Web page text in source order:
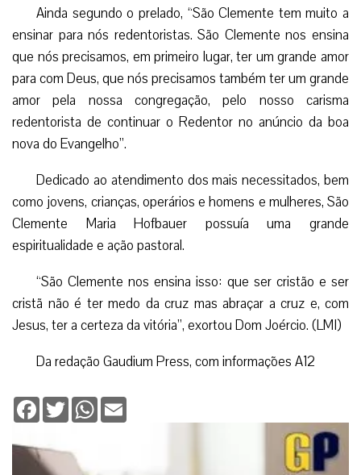
Ainda segundo o prelado, “São Clemente tem muito a
ensinar para nós redentoristas. São Clemente nos ensina
que nós precisamos, em primeiro lugar, ter um grande amor
para com Deus, que nós precisamos também ter um grande
amor pela nossa congregação, pelo nosso carisma
redentorista de continuar o Redentor no anúncio da boa
nova do Evangelho”.
Dedicado ao atendimento dos mais necessitados, bem
como jovens, crianças, operários e homens e mulheres, São
Clemente Maria Hofbauer possuía uma grande
espiritualidade e ação pastoral.
“São Clemente nos ensina isso: que ser cristão e ser
cristã não é ter medo da cruz mas abraçar a cruz e, com
Jesus, ter a certeza da vitória”, exortou Dom Joércio. (LMI)
Da redação Gaudium Press, com informações A12
Facebook
TwitterWhatsApp